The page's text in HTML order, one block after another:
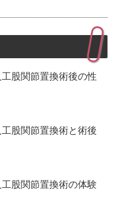
股関節置換術後の性
股関節置換術と術後
股関節置換術の体験